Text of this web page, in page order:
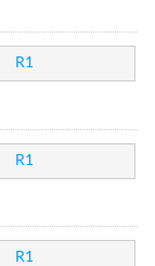
R1
R1
R1